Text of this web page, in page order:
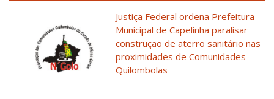
Justiça Federal ordena Prefeitura
Municipal de Capelinha paralisar
construção de aterro sanitário nas
proximidades de Comunidades
Quilombolas